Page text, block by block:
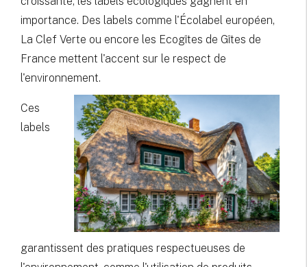
importance. Des labels comme l'Écolabel européen,
La Clef Verte ou encore les Ecogîtes de Gîtes de
France mettent l'accent sur le respect de
l'environnement.
Ces
labels
garantissent des pratiques respectueuses de